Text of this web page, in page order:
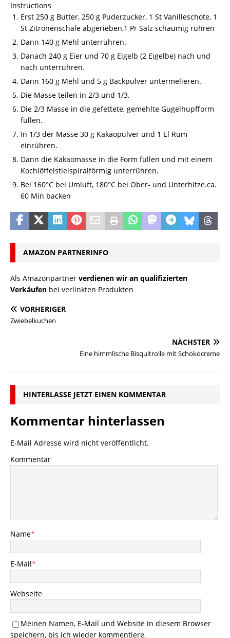
Instructions
Erst 250 g Butter, 250 g Puderzucker, 1 St Vanilleschote, 1
St Zitronenschale abgerieben,1 Pr Salz schaumig rühren
Dann 140 g Mehl unterrühren.
Danach 240 g Eier und 70 g Eigelb (2 Eigelbe) nach und
nach unterrühren.
Dann 160 g Mehl und 5 g Backpulver untermelieren.
Die Masse teilen in 2/3 und 1/3.
Die 2/3 Masse in die gefettete, gemehlte Gugelhupfform
füllen.
In 1/3 der Masse 30 g Kakaopulver und 1 El Rum
einrühren.
Dann die Kakaomasse in die Form füllen und mit einem
Kochlöffelstielspiralförmig unterrühren.
Bei 160°C bei Umluft, 180°C bei Ober- und Unterhitze.ca.
60 Min backen
AMAZON PARTNERINFO
Als Amazonpartner verdienen wir an qualifizierten
Verkäufen bei verlinkten Produkten
VORHERIGER
Zwiebelkuchen
NÄCHSTER
Eine himmlische Bisquitrolle mit Schokocreme
HINTERLASSE JETZT EINEN KOMMENTAR
Kommentar hinterlassen
E-Mail Adresse wird nicht veröffentlicht.
Kommentar
Name*
E-Mail*
Webseite
Meinen Namen, E-Mail und Website in diesem Browser
speichern, bis ich wieder kommentiere.